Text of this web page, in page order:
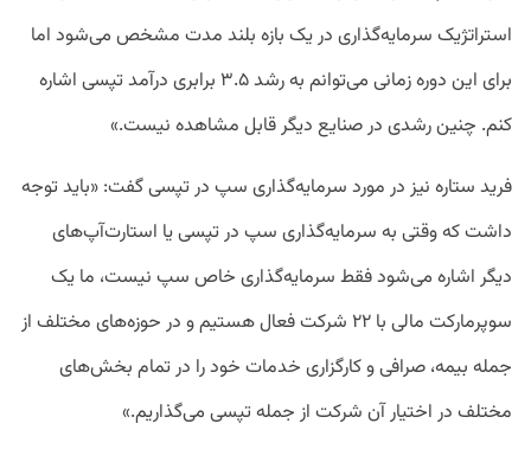
استراتژیک سرمایه‌گذاری در یک بازه بلند مدت مشخص می‌شود اما
برای این دوره زمانی می‌توانم به رشد ۳.۵ برابری درآمد تپسی اشاره
کنم. چنین رشدی در صنایع دیگر قابل مشاهده نیست.»
فرید ستاره نیز در مورد سرمایه‌گذاری سپ در تپسی گفت: «باید توجه
داشت که وقتی به سرمایه‌گذاری سپ در تپسی یا استارت‌آپ‌های
دیگر اشاره می‌شود فقط سرمایه‌گذاری خاص سپ نیست، ما یک
سوپرمارکت مالی با ۲۲ شرکت فعال هستیم و در حوزه‌های مختلف از
جمله بیمه، صرافی و کارگزاری خدمات خود را در تمام بخش‌های
مختلف در اختیار آن شرکت از جمله تپسی می‌گذاریم.»